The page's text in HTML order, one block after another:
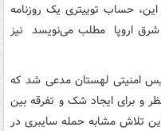
حساب توییتری یک روزنامه
شرق اروپا مطلب می‌نویسد نیز
امنیتی لهستان مدعی شد که
و برای ایجاد شک و تفرقه بین
تلاش مشابه حمله سایبری در